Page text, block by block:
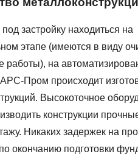
застройку находиться на
этапе (имеются в виду
работы), на
Пром происходит
Высокоточное
конструкции
Никаких задержек на
окончанию подготовки